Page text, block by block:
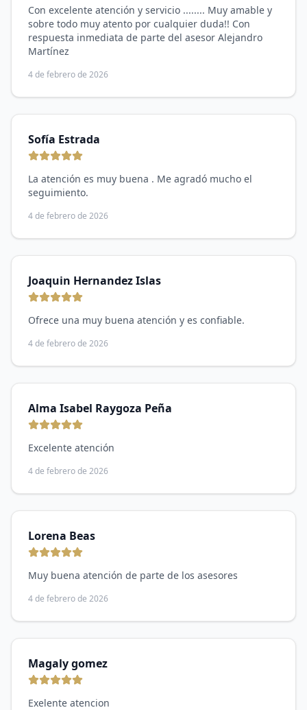
Con excelente atención y servicio ........ Muy amable y
sobre todo muy atento por cualquier duda!! Con
respuesta inmediata de parte del asesor Alejandro
Martínez
4 de febrero de 2026
Sofía Estrada
La atención es muy buena . Me agradó mucho el
seguimiento.
4 de febrero de 2026
Joaquin Hernandez Islas
Ofrece una muy buena atención y es confiable.
4 de febrero de 2026
Alma Isabel Raygoza Peña
Excelente atención
4 de febrero de 2026
Lorena Beas
Muy buena atención de parte de los asesores
4 de febrero de 2026
Magaly gomez
Exelente atencion